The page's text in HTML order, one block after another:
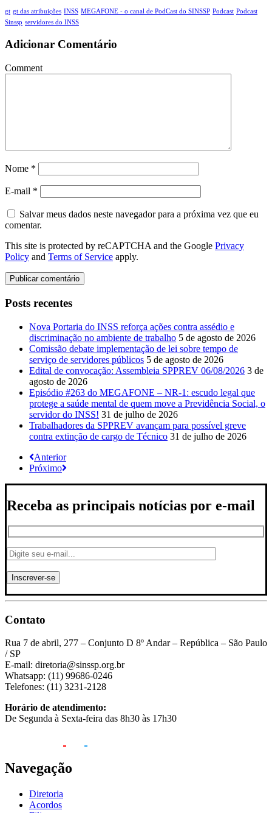
gt gt das atribuições INSS MEGAFONE - o canal de PodCast do SINSSP Podcast Podcast
Sinssp servidores do INSS
Adicionar Comentário
Comment
Nome *
E-mail *
Salvar meus dados neste navegador para a próxima vez que eu
comentar.
This site is protected by reCAPTCHA and the Google Privacy
Policy and Terms of Service apply.
Posts recentes
Nova Portaria do INSS reforça ações contra assédio e
discriminação no ambiente de trabalho 5 de agosto de 2026
Comissão debate implementação de lei sobre tempo de
serviço de servidores públicos 5 de agosto de 2026
Edital de convocação: Assembleia SPPREV 06/08/2026 3 de
agosto de 2026
Episódio #263 do MEGAFONE – NR-1: escudo legal que
protege a saúde mental de quem move a Previdência Social, o
servidor do INSS! 31 de julho de 2026
Trabalhadores da SPPREV avançam para possível greve
contra extinção de cargo de Técnico 31 de julho de 2026
Anterior
Próximo
Receba as principais notícias por e-mail
Contato
Rua 7 de abril, 277 – Conjunto D 8º Andar – República – São Paulo
/ SP
E-mail: diretoria@sinssp.org.br
Whatsapp: (11) 99686-0246
Telefones: (11) 3231-2128
Horário de atendimento:
De Segunda à Sexta-feira das 8h30 às 17h30
Navegação
Diretoria
Acordos